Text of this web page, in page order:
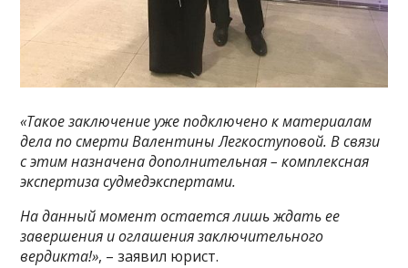
«Такое заключение уже подключено к материалам
дела по смерти Валентины Легкоступовой. В связи
с этим назначена дополнительная – комплексная
экспертиза судмедэкспертами.
На данный момент остается лишь ждать ее
завершения и оглашения заключительного
вердикта!», – заявил юрист.